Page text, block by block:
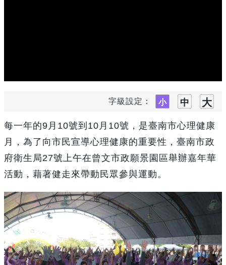
字級設定：
每一年的9月10號到10月10號，是臺南市心理健康
月，為了向市民宣導心理健康的重要性，臺南市政
府衛生局27號上午在曾文市政願景園區舉辦嘉年華
活動，藉著健走來帶動民眾參與運動。